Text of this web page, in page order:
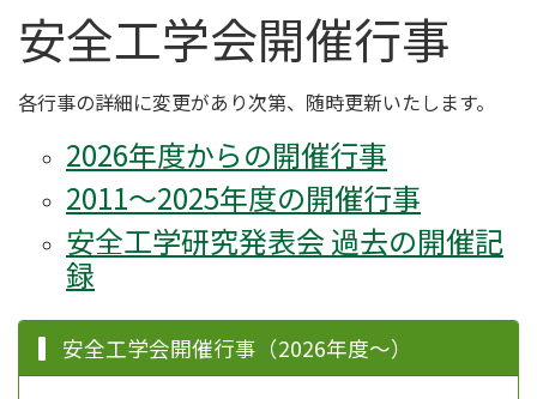
安全工学会開催行事
各行事の詳細に変更があり次第、随時更新いたします。
2026年度からの開催行事
2011～2025年度の開催行事
安全工学研究発表会 過去の開催記
録
安全工学会開催行事（2026年度～）